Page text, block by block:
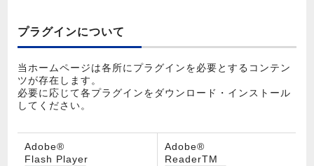
プラグインについて
当ホームページは各所にプラグインを必要とするコンテン
ツが存在します。
必要に応じて各プラグインをダウンロード・インストール
してください。
Adobe®
Flash Player
Adobe®
ReaderTM